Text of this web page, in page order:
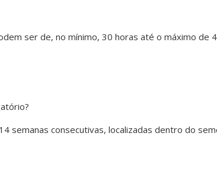
ser de, no mínimo, 30 horas até o máximo de
semanas consecutivas, localizadas dentro do